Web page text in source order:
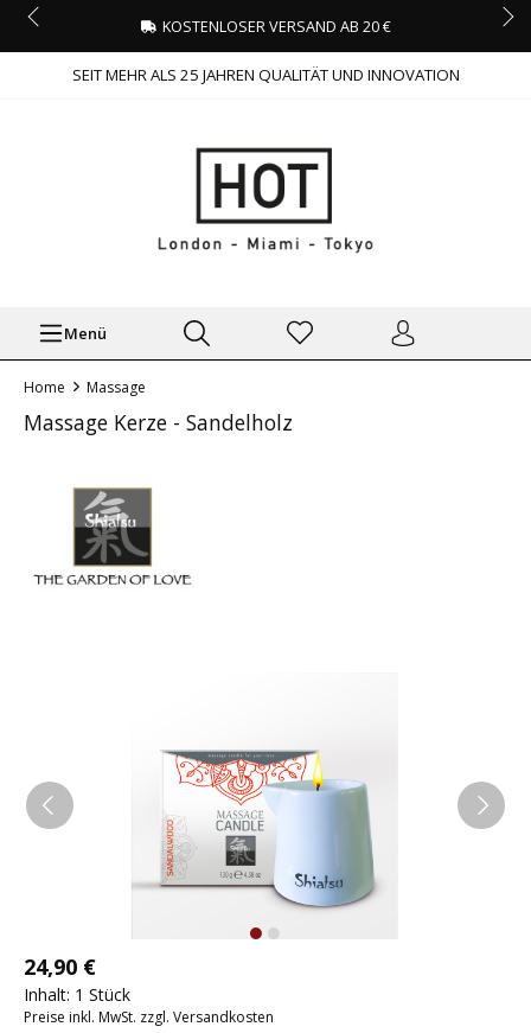
KOSTENLOSER VERSAND AB 20 €
SEIT MEHR ALS 25 JAHREN QUALITÄT UND INNOVATION
Menü
Home Massage
Massage Kerze - Sandelholz
24,90 €
Inhalt: 1 Stück
Preise inkl. MwSt. zzgl. Versandkosten